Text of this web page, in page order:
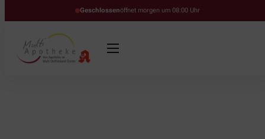
Geschlossenöffnet morgen um 08:00 Uhr